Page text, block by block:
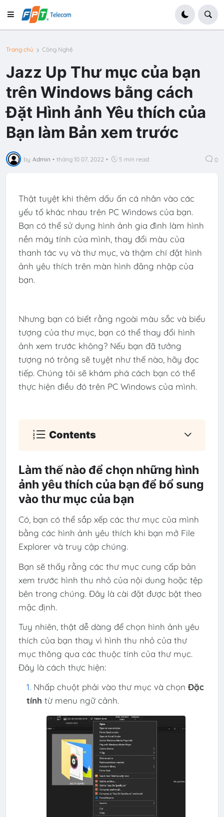
Trang chủ Công Nghệ
Jazz Up Thư mục của bạn
trên Windows bằng cách
Đặt Hình ảnh Yêu thích của
Bạn làm Bản xem trước
by Admin • tháng 10 07, 2022 • 5 min read 0
Thật tuyệt khi thêm dấu ấn cá nhân vào các
yếu tố khác nhau trên PC Windows của bạn.
Bạn có thể sử dụng hình ảnh gia đình làm hình
nền máy tính của mình, thay đổi màu của
thanh tác vụ và thư mục, và thậm chí đặt hình
ảnh yêu thích trên màn hình đăng nhập của
bạn.
Nhưng bạn có biết rằng ngoài màu sắc và biểu
tượng của thư mục, bạn có thể thay đổi hình
ảnh xem trước không? Nếu bạn đã tưởng
tượng nó trông sẽ tuyệt như thế nào, hãy đọc
tiếp. Chúng tôi sẽ khám phá cách bạn có thể
thực hiện điều đó trên PC Windows của mình.
Contents
Làm thế nào để chọn những hình
ảnh yêu thích của bạn để bổ sung
vào thư mục của bạn
Có, bạn có thể sắp xếp các thư mục của mình
bằng các hình ảnh yêu thích khi bạn mở File
Explorer và truy cập chúng.
Bạn sẽ thấy rằng các thư mục cung cấp bản
xem trước hình thu nhỏ của nội dung hoặc tệp
bên trong chúng. Đây là cài đặt được bật theo
mặc định.
Tuy nhiên, thật dễ dàng để chọn hình ảnh yêu
thích của bạn thay vì hình thu nhỏ của thư
mục thông qua các thuộc tính của thư mục.
Đây là cách thực hiện:
Nhấp chuột phải vào thư mục và chọn Đặc
tính từ menu ngữ cảnh.